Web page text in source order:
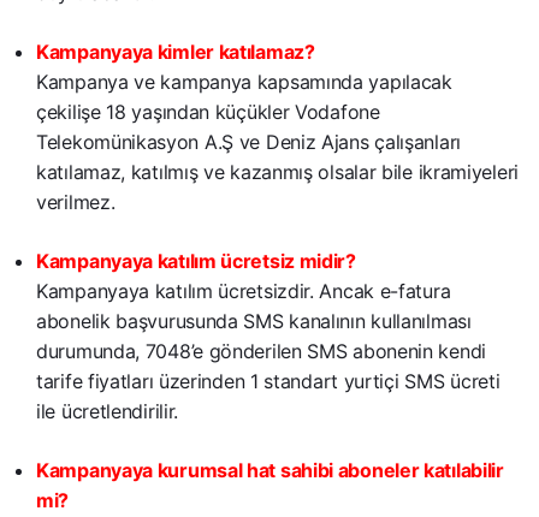
Kampanyaya kimler katılamaz?
Kampanya ve kampanya kapsamında yapılacak
çekilişe 18 yaşından küçükler Vodafone
Telekomünikasyon A.Ş ve Deniz Ajans çalışanları
katılamaz, katılmış ve kazanmış olsalar bile ikramiyeleri
verilmez.
Kampanyaya katılım ücretsiz midir?
Kampanyaya katılım ücretsizdir. Ancak e-fatura
abonelik başvurusunda SMS kanalının kullanılması
durumunda, 7048’e gönderilen SMS abonenin kendi
tarife fiyatları üzerinden 1 standart yurtiçi SMS ücreti
ile ücretlendirilir.
Kampanyaya kurumsal hat sahibi aboneler katılabilir
mi?